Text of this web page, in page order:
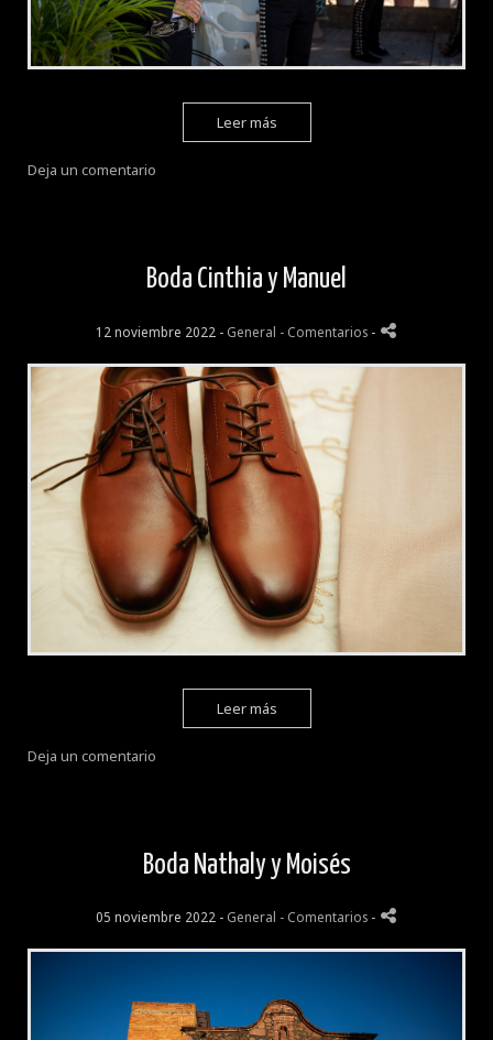
Leer más
Deja un comentario
Boda Cinthia y Manuel
12 noviembre 2022 - General - Comentarios -
Leer más
Deja un comentario
Boda Nathaly y Moisés
05 noviembre 2022 - General - Comentarios -